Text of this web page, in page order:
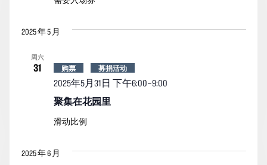
2025 年 5 月
周六
31
聚集在花园里
2025年5月31日 下午6:00–9:00
购票 募捐活动
滑动比例
2025 年 6 月